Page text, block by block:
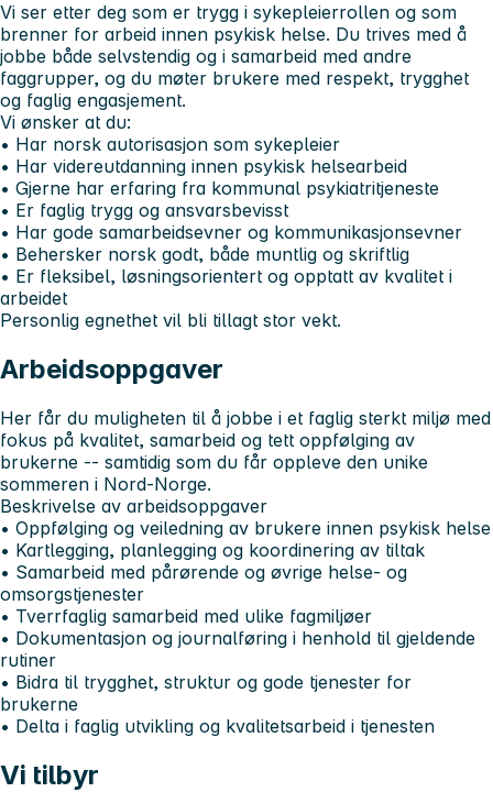
Vi ser etter deg som er trygg i sykepleierrollen og som
brenner for arbeid innen psykisk helse. Du trives med å
jobbe både selvstendig og i samarbeid med andre
faggrupper, og du møter brukere med respekt, trygghet
og faglig engasjement.
Vi ønsker at du:
• Har norsk autorisasjon som sykepleier
• Har videreutdanning innen psykisk helsearbeid
• Gjerne har erfaring fra kommunal psykiatritjeneste
• Er faglig trygg og ansvarsbevisst
• Har gode samarbeidsevner og kommunikasjonsevner
• Behersker norsk godt, både muntlig og skriftlig
• Er fleksibel, løsningsorientert og opptatt av kvalitet i
arbeidet
Personlig egnethet vil bli tillagt stor vekt.
Arbeidsoppgaver
Her får du muligheten til å jobbe i et faglig sterkt miljø med
fokus på kvalitet, samarbeid og tett oppfølging av
brukerne -- samtidig som du får oppleve den unike
sommeren i Nord-Norge.
Beskrivelse av arbeidsoppgaver
• Oppfølging og veiledning av brukere innen psykisk helse
• Kartlegging, planlegging og koordinering av tiltak
• Samarbeid med pårørende og øvrige helse- og
omsorgstjenester
• Tverrfaglig samarbeid med ulike fagmiljøer
• Dokumentasjon og journalføring i henhold til gjeldende
rutiner
• Bidra til trygghet, struktur og gode tjenester for
brukerne
• Delta i faglig utvikling og kvalitetsarbeid i tjenesten
Vi tilbyr